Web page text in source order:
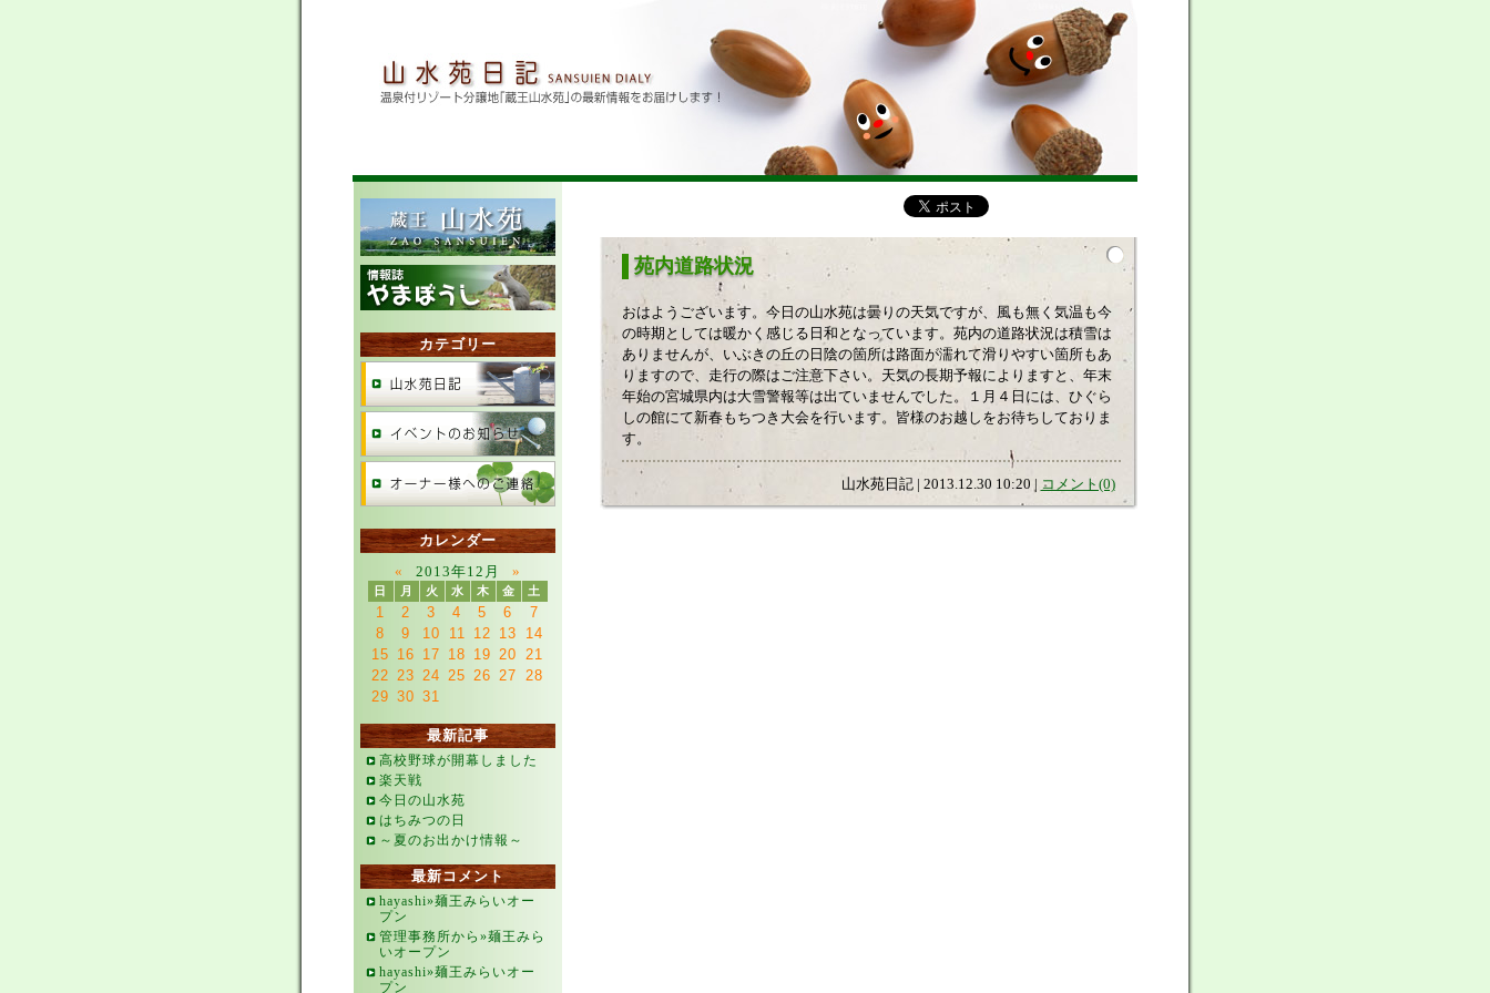
苑内道路状況
おはようございます。今日の山水苑は曇りの天気ですが、風も無く気温も今
の時期としては暖かく感じる日和となっています。苑内の道路状況は積雪は
ありませんが、いぶきの丘の日陰の箇所は路面が濡れて滑りやすい箇所もあ
りますので、走行の際はご注意下さい。天気の長期予報によりますと、年末
年始の宮城県内は大雪警報等は出ていませんでした。１月４日には、ひぐら
しの館にて新春もちつき大会を行います。皆様のお越しをお待ちしておりま
す。
山水苑日記 | 2013.12.30 10:20 | コメント(0)
カテゴリー
カレンダー
«
2013年12月 »
日 月 火 水 木 金 土
1 2 3 4 5 6
7
8
9 10 11 12 13
14
15 16 17 18 19 20 21
22 23 24 25 26 27 28
29 30 31
最新記事
高校野球が開幕しました
楽天戦
今日の山水苑
はちみつの日
～夏のお出かけ情報～
最新コメント
hayashi»麺王みらいオー
プン
管理事務所から»麺王みら
いオープン
hayashi»麺王みらいオー
プン